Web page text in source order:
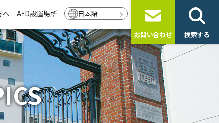
へ AED設置場所 日本語
お問い合わせ 検索する